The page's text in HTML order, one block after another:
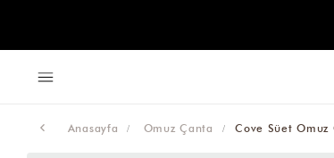
Anasayfa Omuz Çanta Cove Süet Omuz